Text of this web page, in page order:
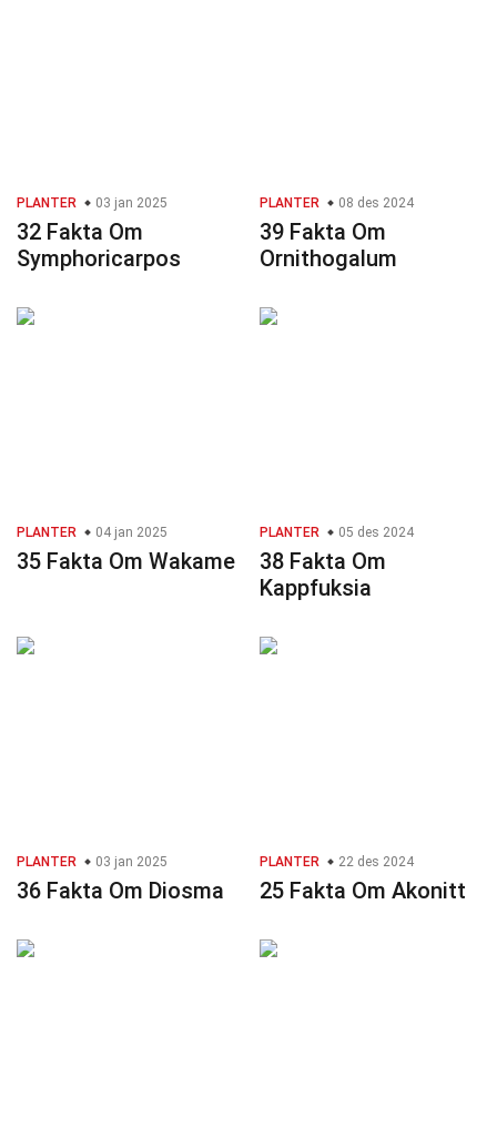
PLANTER 03 jan 2025
32 Fakta Om
Symphoricarpos
PLANTER 08 des 2024
39 Fakta Om
Ornithogalum
PLANTER 04 jan 2025
35 Fakta Om Wakame
PLANTER 05 des 2024
38 Fakta Om
Kappfuksia
PLANTER 03 jan 2025
36 Fakta Om Diosma
PLANTER 22 des 2024
25 Fakta Om Akonitt